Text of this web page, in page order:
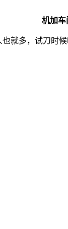
机加车
就多，试刀